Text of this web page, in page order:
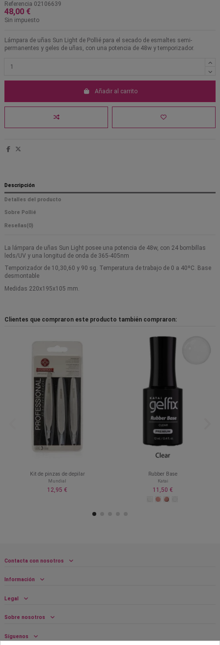
Referencia 02106639
48,00 €
Sin impuesto
Lámpara de uñas Sun Light de Pollié para el secado de esmaltes semi-
permanentes y geles de uñas, con una potencia de 48w y temporizador.
Añadir al carrito
Descripción
Detalles del producto
Sobre Pollié
Reseñas(0)
La lámpara de uñas Sun Light posee una potencia de 48w, con 24 bombillas
leds/UV y una longitud de onda de 365-405nm
Temporizador de 10,30,60 y 90 sg. Temperatura de trabajo de 0 a 40ºC. Base
desmontable
Medidas 220x195x105 mm.
Clientes que compraron este producto también compraron:
Kit de pinzas de depilar
Mundial
12,95 €
Rubber Base
Katai
11,50 €
Contacta con nosotros
Información
Legal
Sobre nosotros
Síguenos